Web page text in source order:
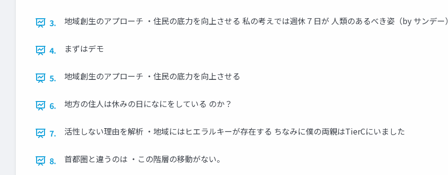
3. 地域創生のアプローチ ・住民の底力を向上させる 私の考えでは週休７日が 人類のあるべき姿（by サンデー）
4. まずはデモ
5. 地域創生のアプローチ ・住民の底力を向上させる
6. 地方の住人は休みの日になにをしている のか？
7. 活性しない理由を解析 ・地域にはヒエラルキーが存在する ちなみに僕の両親はTierCにいました
8. 首都圏と違うのは ・この階層の移動がない。